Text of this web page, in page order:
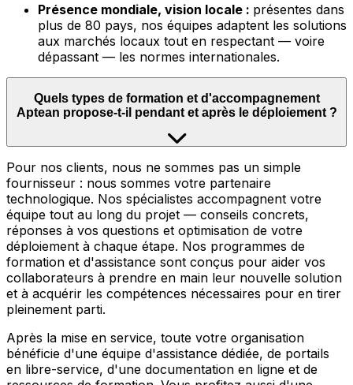
Présence mondiale, vision locale : présentes dans
plus de 80 pays, nos équipes adaptent les solutions
aux marchés locaux tout en respectant — voire
dépassant — les normes internationales.
Quels types de formation et d'accompagnement
Aptean propose-t-il pendant et après le déploiement ?
Pour nos clients, nous ne sommes pas un simple
fournisseur : nous sommes votre partenaire
technologique. Nos spécialistes accompagnent votre
équipe tout au long du projet — conseils concrets,
réponses à vos questions et optimisation de votre
déploiement à chaque étape. Nos programmes de
formation et d'assistance sont conçus pour aider vos
collaborateurs à prendre en main leur nouvelle solution
et à acquérir les compétences nécessaires pour en tirer
pleinement parti.
Après la mise en service, toute votre organisation
bénéficie d'une équipe d'assistance dédiée, de portails
en libre-service, d'une documentation en ligne et de